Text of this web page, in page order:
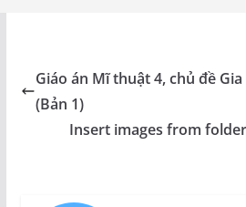
Giáo án Mĩ thuật 4, chủ đề Gia
(Bản 1)
Insert images from